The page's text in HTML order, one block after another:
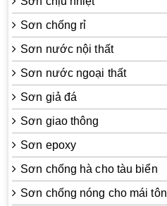
Sơn chống rỉ
Sơn nước nội thất
Sơn nước ngoại thất
Sơn giả đá
Sơn giao thông
Sơn epoxy
Sơn chống hà cho tàu biển
Sơn chống nóng cho mái tôn